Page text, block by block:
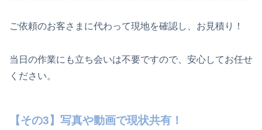
ご依頼のお客さまに代わって現地を確認し、お見積り！
当日の作業にも立ち会いは不要ですので、安心してお任せ
ください。
【その3】写真や動画で現状共有！